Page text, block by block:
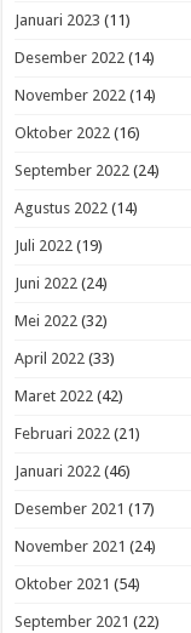
Januari 2023 (11)
Desember 2022 (14)
November 2022 (14)
Oktober 2022 (16)
September 2022 (24)
Agustus 2022 (14)
Juli 2022 (19)
Juni 2022 (24)
Mei 2022 (32)
April 2022 (33)
Maret 2022 (42)
Februari 2022 (21)
Januari 2022 (46)
Desember 2021 (17)
November 2021 (24)
Oktober 2021 (54)
September 2021 (22)